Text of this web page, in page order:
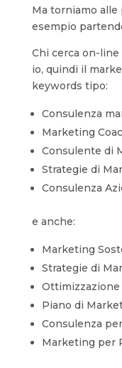
Ma torniamo alle
esempio
Chi cerca on-
io, quindi il
keywords tipo:
Consulenza
Marketing
Consulente di
Strategie di
Consulenza
e anche:
Marketing
Strategie di
Piano di
Consulenza
Marketing per